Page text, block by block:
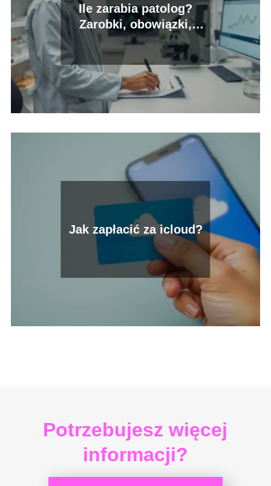
Ile zarabia patolog?
Zarobki, obowiązki,
ścieżka kariery
Jak zapłacić za icloud?
Potrzebujesz więcej
informacji?